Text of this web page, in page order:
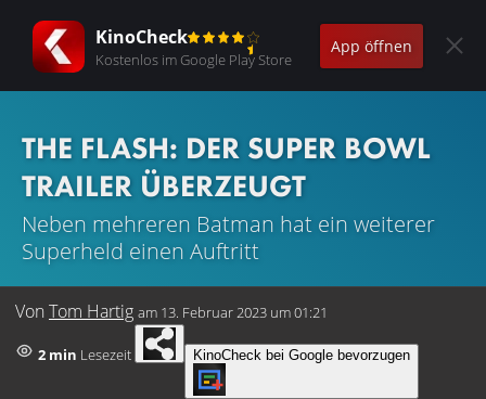
KinoCheck
Kostenlos im Google Play Store
App öffnen
THE FLASH: DER SUPER BOWL
TRAILER ÜBERZEUGT
Neben mehreren Batman hat ein weiterer
Superheld einen Auftritt
Von Tom Hartig am 13. Februar 2023 um 01:21
2 min Lesezeit KinoCheck bei Google bevorzugen